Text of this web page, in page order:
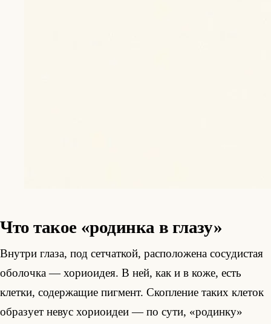
Что такое «родинка в глазу»
Внутри глаза, под сетчаткой, расположена сосудистая
оболочка — хориоидея. В ней, как и в коже, есть
клетки, содержащие пигмент. Скопление таких клеток
образует невус хориоидеи — по сути, «родинку»